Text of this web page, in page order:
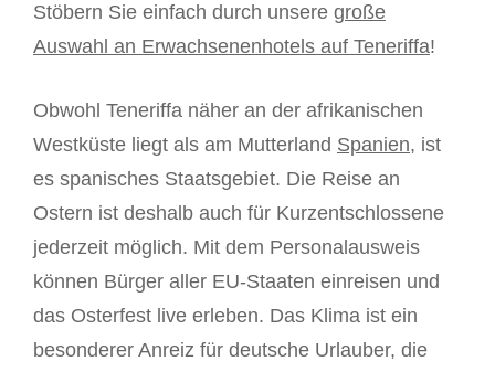
Stöbern Sie einfach durch unsere große
Auswahl an Erwachsenenhotels auf Teneriffa!
Obwohl Teneriffa näher an der afrikanischen
Westküste liegt als am Mutterland Spanien, ist
es spanisches Staatsgebiet. Die Reise an
Ostern ist deshalb auch für Kurzentschlossene
jederzeit möglich. Mit dem Personalausweis
können Bürger aller EU-Staaten einreisen und
das Osterfest live erleben. Das Klima ist ein
besonderer Anreiz für deutsche Urlauber, die